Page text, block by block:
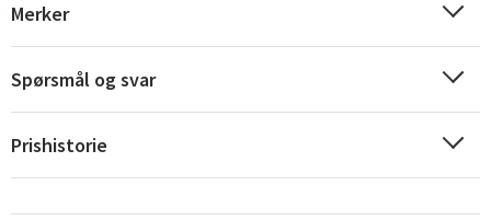
Merker
Spørsmål og svar
Prishistorie